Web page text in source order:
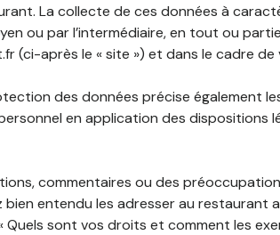
La collecte de ces données à
ou par l’intermédiaire, en tout ou
(ci-après le « site ») et dans le cadre
des données précise également
en application des dispositions
commentaires ou des
bien entendu les adresser au restaurant
Quels sont vos droits et comment les